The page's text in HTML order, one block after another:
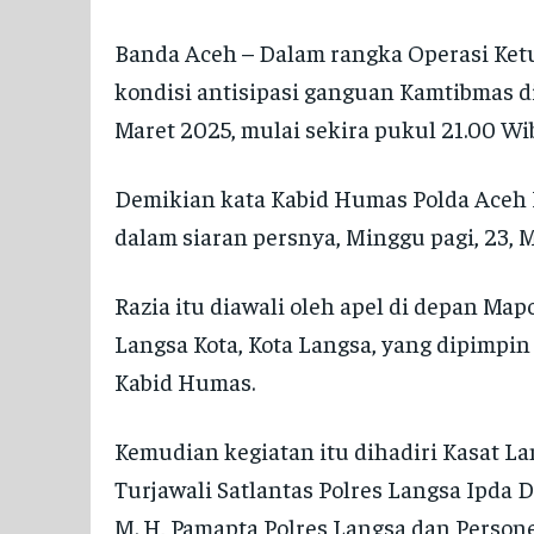
BID PROPAM
BID DOKKES
POLRES
POLRESTA
POLRES PIDIE
BID PROPAM
BID DOKKES
POLRES
POLRESTA
POLRES PIDIE
Banda Aceh – Dalam rangka Operasi
kondisi antisipasi ganguan Kamtibmas
Maret 2025, mulai sekira pukul 21.00
Demikian kata Kabid Humas Polda Aceh
dalam siaran persnya, Minggu pagi, 23,
Razia itu diawali oleh apel di depan
Langsa Kota, Kota Langsa, yang
Kabid Humas.
Kemudian kegiatan itu dihadiri Kasat
Turjawali Satlantas Polres Langsa Ipda
M. H, Pamapta Polres Langsa dan